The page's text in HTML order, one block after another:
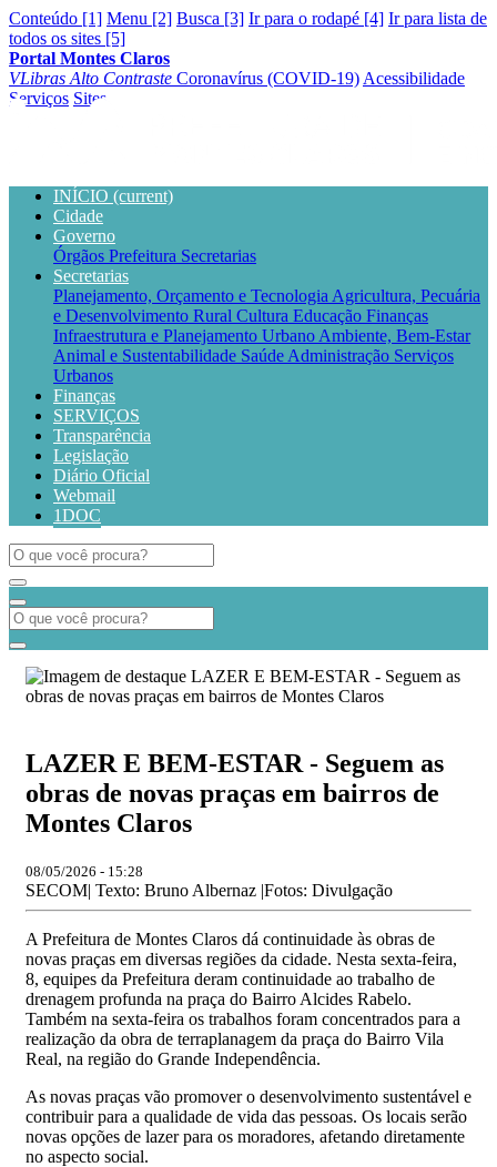
Conteúdo [1] Menu [2] Busca [3] Ir para o rodapé [4] Ir para lista de
todos os sites [5]
Portal Montes Claros
VLibras Alto Contraste Coronavírus (COVID-19) Acessibilidade
Serviços Sites
INÍCIO (current)
Cidade
Governo
Órgãos Prefeitura Secretarias
Secretarias
Planejamento, Orçamento e Tecnologia Agricultura, Pecuária
e Desenvolvimento Rural Cultura Educação Finanças
Infraestrutura e Planejamento Urbano Ambiente, Bem-Estar
Animal e Sustentabilidade Saúde Administração Serviços
Urbanos
Finanças
SERVIÇOS
Transparência
Legislação
Diário Oficial
Webmail
1DOC
LAZER E BEM-ESTAR - Seguem as
obras de novas praças em bairros de
Montes Claros
08/05/2026 - 15:28
SECOM| Texto: Bruno Albernaz |Fotos: Divulgação
A Prefeitura de Montes Claros dá continuidade às obras de
novas praças em diversas regiões da cidade. Nesta sexta-feira,
8, equipes da Prefeitura deram continuidade ao trabalho de
drenagem profunda na praça do Bairro Alcides Rabelo.
Também na sexta-feira os trabalhos foram concentrados para a
realização da obra de terraplanagem da praça do Bairro Vila
Real, na região do Grande Independência.
As novas praças vão promover o desenvolvimento sustentável e
contribuir para a qualidade de vida das pessoas. Os locais serão
novas opções de lazer para os moradores, afetando diretamente
no aspecto social.